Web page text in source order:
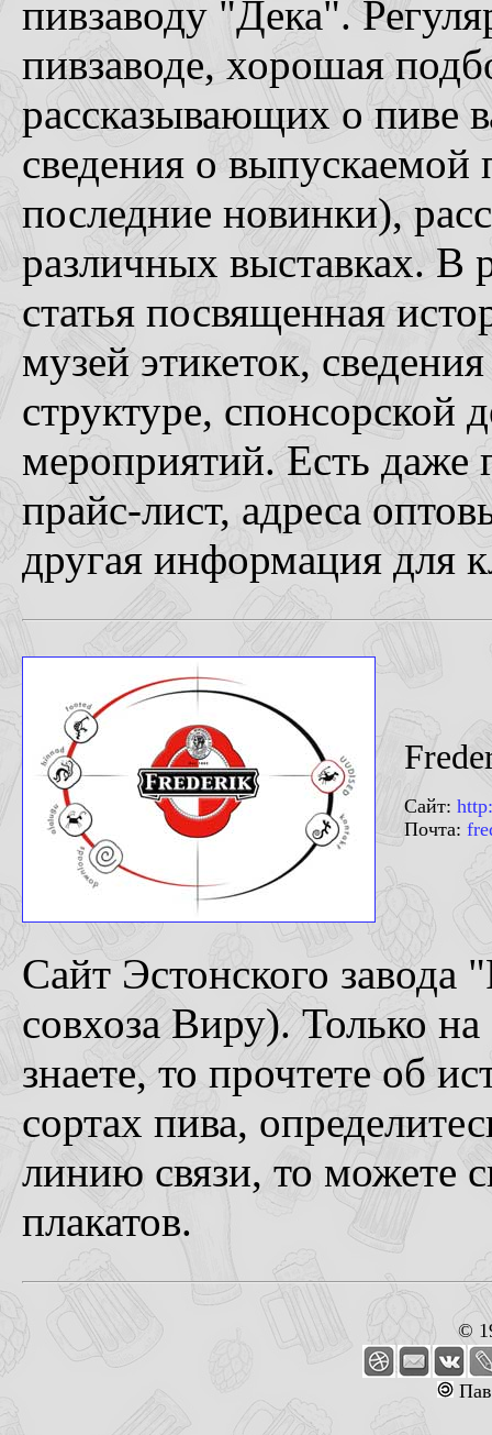
пивзаводу "Дека".
пивзаводе, хорошая
рассказывающих о пиве
сведения о
последние новинки),
различных выставках. В
статья посвященная
музей этикеток,
структуре, спонсорской
мероприятий. Есть даже
прайс-лист, адреса
другая информация для
Сайт:
Почта:
Сайт Эстонского
совхоза Виру). Только
знаете, то прочтете об
сортах пива,
линию связи, то можете
плакатов.
©